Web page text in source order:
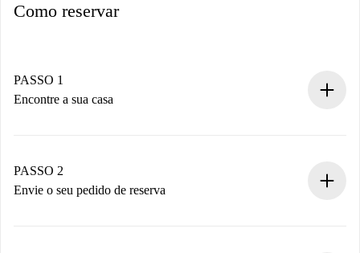
Como reservar
PASSO 1
Encontre a sua casa
Você tem todas as informações necessárias
antecipadamente.
PASSO 2
Envie o seu pedido de reserva